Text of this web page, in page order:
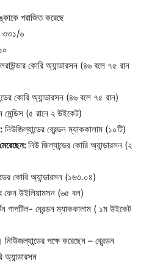
পরাজিত করেছে
৩৩১/৬
কোরি অ্যান্ডারসন (৪৬ বলে ৭৫ রান
কোরি অ্যান্ডারসন (৪৬ বলে ৭৫ রান)
মেন্ডিস (৫ রানে ২ উইকেট)
নিউজিল্যান্ডের ব্রেন্ডন ম্যাককালাম (১০টি)
নিউ জিল্যান্ডের কোরি অ্যান্ডারসন (২
কোরি অ্যান্ডারসন (১৬৩.০৪)
কেন উইলিয়ামসন (৬৫ বল)
গাপটিল- ব্রেন্ডন ম্যাককালাম ( ১ম উইকেট
নিউিজল্যান্ডের পক্ষে করেছেন – ব্রেন্ডন